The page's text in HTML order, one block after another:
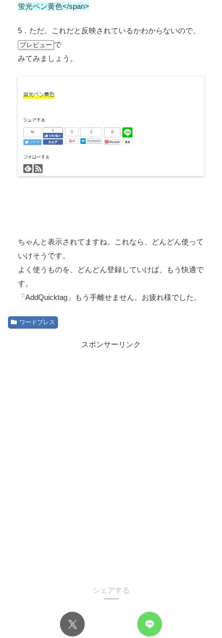
蛍光ペン黄色</span>
5．ただ、これだと反映されているかわからないので、
プレビュー で
みてみましょう。
ちゃんと表示されてますね。これなら、どんどん使って
いけそうです。
よく使うものを、どんどん登録していけば、もう快適で
す。
「AddQuicktag」
もう手離せません。お疲れ様でした。
ワードプレス
スポンサーリンク
シェアする